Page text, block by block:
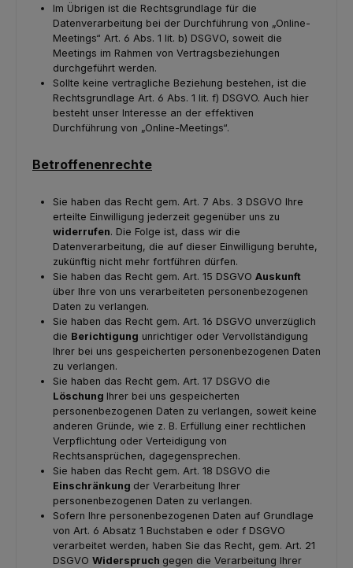
Im Übrigen ist die Rechtsgrundlage für die
Datenverarbeitung bei der Durchführung von „Online-
Meetings“ Art. 6 Abs. 1 lit. b) DSGVO, soweit die
Meetings im Rahmen von Vertragsbeziehungen
durchgeführt werden.
Sollte keine vertragliche Beziehung bestehen, ist die
Rechtsgrundlage Art. 6 Abs. 1 lit. f) DSGVO. Auch hier
besteht unser Interesse an der effektiven
Durchführung von „Online-Meetings“.
Betroffenenrechte
Sie haben das Recht gem. Art. 7 Abs. 3 DSGVO Ihre
erteilte Einwilligung jederzeit gegenüber uns zu
widerrufen. Die Folge ist, dass wir die
Datenverarbeitung, die auf dieser Einwilligung beruhte,
zukünftig nicht mehr fortführen dürfen.
Sie haben das Recht gem. Art. 15 DSGVO Auskunft
über Ihre von uns verarbeiteten personenbezogenen
Daten zu verlangen.
Sie haben das Recht gem. Art. 16 DSGVO unverzüglich
die Berichtigung unrichtiger oder Vervollständigung
Ihrer bei uns gespeicherten personenbezogenen Daten
zu verlangen.
Sie haben das Recht gem. Art. 17 DSGVO die
Löschung Ihrer bei uns gespeicherten
personenbezogenen Daten zu verlangen, soweit keine
anderen Gründe, wie z. B. Erfüllung einer rechtlichen
Verpflichtung oder Verteidigung von
Rechtsansprüchen, dagegensprechen.
Sie haben das Recht gem. Art. 18 DSGVO die
Einschränkung der Verarbeitung Ihrer
personenbezogenen Daten zu verlangen.
Sofern Ihre personenbezogenen Daten auf Grundlage
von Art. 6 Absatz 1 Buchstaben e oder f DSGVO
verarbeitet werden, haben Sie das Recht, gem. Art. 21
DSGVO Widerspruch gegen die Verarbeitung Ihrer